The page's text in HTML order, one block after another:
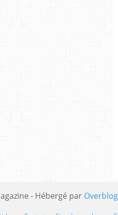
- Hébergé par Overblog